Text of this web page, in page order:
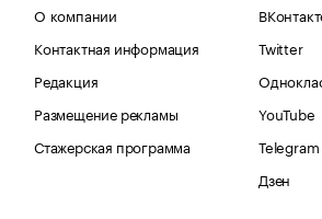
О компании
Контактная информация
Редакция
Размещение рекламы
Стажерская программа
Twitter
YouTube
Telegram
Дзен